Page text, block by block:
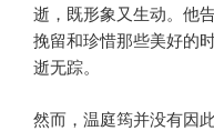
逝，既形象又生动。他
挽留和珍惜那些美好的
逝无踪。
然而，温庭筠并没有因